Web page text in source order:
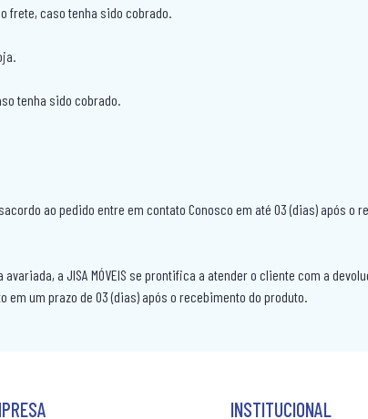
frete, caso tenha sido cobrado.
tenha sido cobrado.
ao pedido entre em contato Conosco em até 03 (dias) após
a JISA MÓVEIS se prontifica a atender o cliente com a
um prazo de 03 (dias) após o recebimento do produto.
INSTITUCIONAL